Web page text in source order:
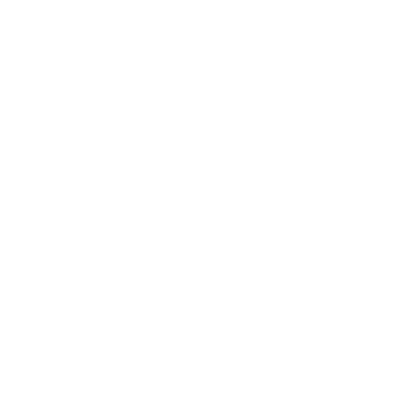
ABC